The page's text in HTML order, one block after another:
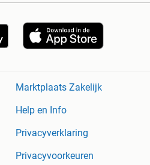
Marktplaats Zakelijk
Help en Info
Privacyverklaring
Privacyvoorkeuren